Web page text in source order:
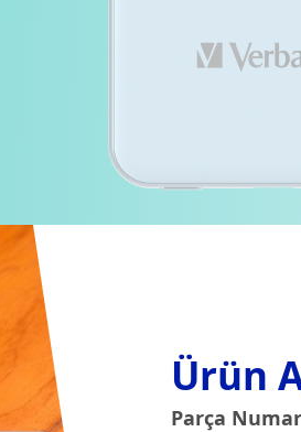
Ürün
Parça